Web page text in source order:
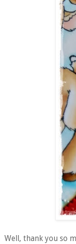
Well, thank you so